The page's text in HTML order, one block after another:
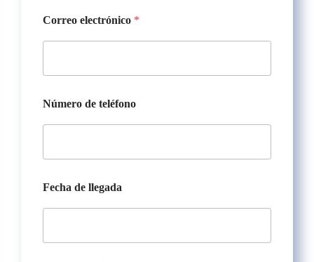
o
ú
e
o
e
e
Correo electrónico *
Número de teléfono
Fecha de llegada